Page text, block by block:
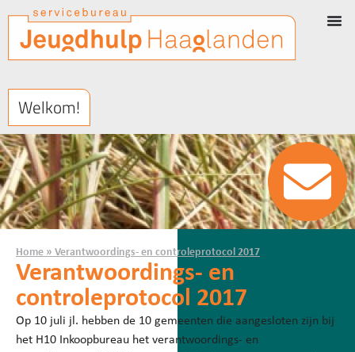
Welkom!
Home » Verantwoordings- en controleprotocol 2017
Verantwoordings- en
controleprotocol 2017
Op 10 juli jl. hebben de 10 gemeenten die aangesloten zijn bij
het H10 Inkoopbureau het verantwoordings- en